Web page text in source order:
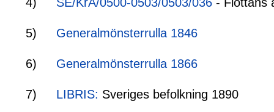
5) Generalmönsterrulla 1846
6) Generalmönsterrulla 1866
7) LIBRIS: Sveriges befolkning 1890